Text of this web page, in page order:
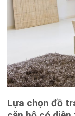
Lựa chọn đồ